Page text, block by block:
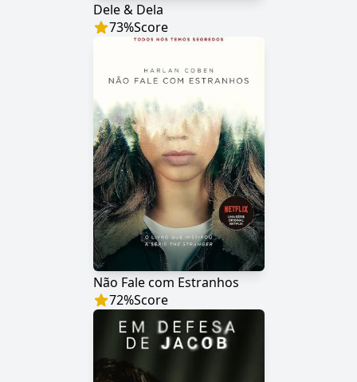
Dele & Dela
73%Score
Não Fale com Estranhos
72%Score